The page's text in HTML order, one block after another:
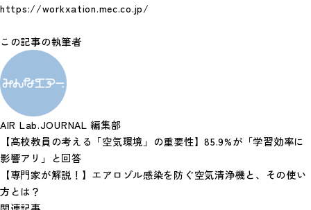
https://workxation.mec.co.jp/
この記事の執筆者
AIR Lab.JOURNAL 編集部
【高校教員の考える「空気環境」の重要性】85.9%が「学習効率に
影響アリ」と回答
【専門家が解説！】エアロゾル感染を防ぐ空気清浄機と、その使い
方とは？